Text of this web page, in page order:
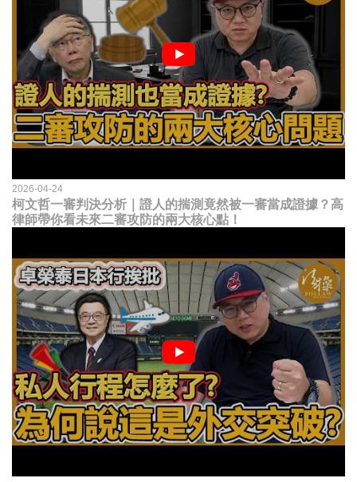
2026-04-24
柯文哲一審判決分析｜證人的揣測竟然被一審當成證據？高
律師帶你看未來二審攻防的兩大核心點！